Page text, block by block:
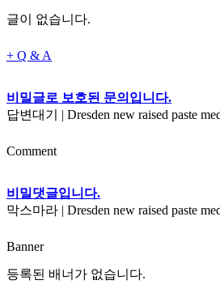
글이 없습니다.
+ Q & A
비밀글로 보호된 문의입니다.
답변대기
Dresden new raised paste
Comment
비밀댓글입니다.
막스마라
Dresden new raised paste
Banner
등록된 배너가 없습니다.